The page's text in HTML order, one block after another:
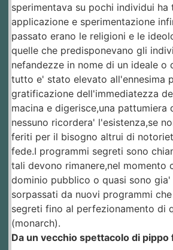
sperimentava su pochi individui
applicazione e sperimentazione
passato erano le religioni e le
quelle che predisponevano gli
nefandezze in nome di un ideale o
tutto e' stato elevato all'ennesima
gratificazione dell'immediatezza
macina e digerisce,una pattumiera
nessuno ricordera' l'esistenza,se
feriti per il bisogno altrui di
fede.I programmi segreti sono
tali devono rimanere,nel momento
dominio pubblico o quasi sono
sorpassati da nuovi programmi
segreti fino al perfezionamento di
(monarch).
Da un vecchio spettacolo di pippo